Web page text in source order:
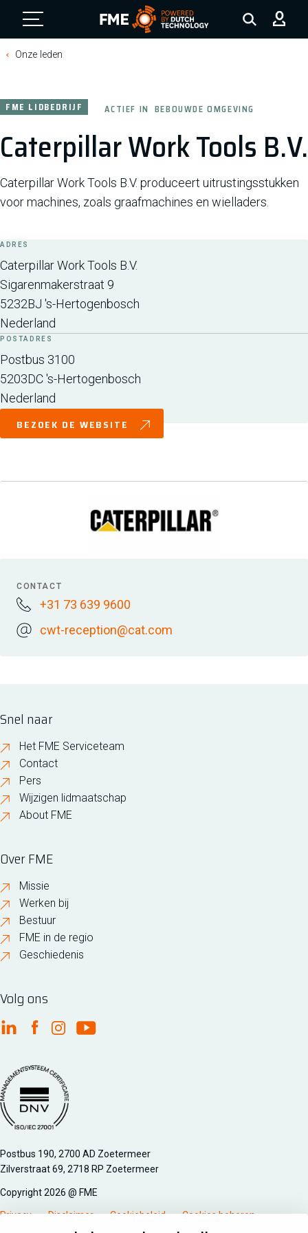
FME Logo, to the homepage
Onze leden
Caterpillar Work Tools B.V.
FME LIDBEDRIJF ACTIEF IN BEBOUWDE OMGEVING
Caterpillar Work Tools B.V. produceert uitrustingsstukken
voor machines, zoals graafmachines en wielladers.
ADRES
Caterpillar Work Tools B.V.
Sigarenmakerstraat 9
5232BJ 's-Hertogenbosch
Nederland
POSTADRES
Postbus 3100
5203DC's-Hertogenbosch
Nederland
BEZOEK DE WEBSITE
CONTACT
+31 73 639 9600
cwt-reception@cat.com
Snel naar
Het FME Serviceteam
Contact
Pers
Wijzigen lidmaatschap
About FME
Over FME
Missie
Werken bij
Bestuur
FME in de regio
Geschiedenis
Volg ons
FME Linkedin
FME Facebook
FME Instagram
FME Youtube
Managementsyteem certificatie DNV iso/iec 27001
Postbus 190, 2700 AD Zoetermeer
Zilverstraat 69, 2718 RP Zoetermeer
Copyright 2026 @ FME
Privacy Disclaimer Cookiebeleid Cookies beheren